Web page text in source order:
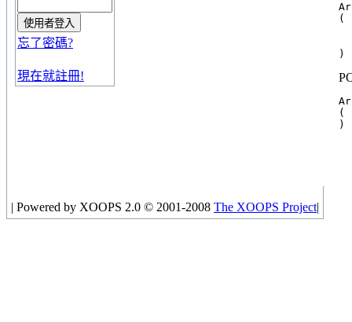
忘了密碼?
現在就註冊!
(
(
| Powered by XOOPS 2.0 © 2001-2008 The XOOPS Project|